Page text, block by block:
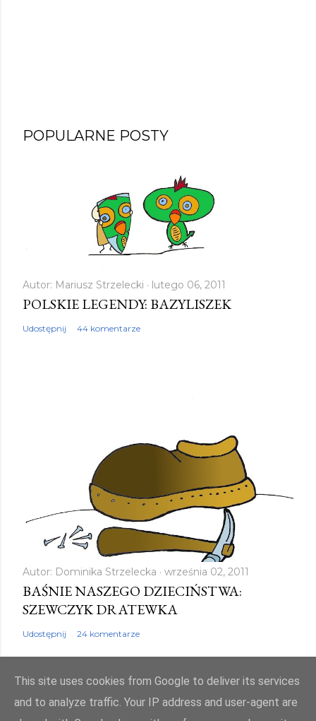
POPULARNE POSTY
Autor: Mariusz Strzelecki lutego 06, 2011
POLSKIE LEGENDY: BAZYLISZEK
Udostępnij 44 komentarze
Autor: Dominika Strzelecka września 02, 2011
BAŚNIE NASZEGO DZIECIŃSTWA:
SZEWCZYK DRATEWKA
Udostępnij 24 komentarze
This site uses cookies from Google to deliver its services
and to analyze traffic. Your IP address and user-agent are